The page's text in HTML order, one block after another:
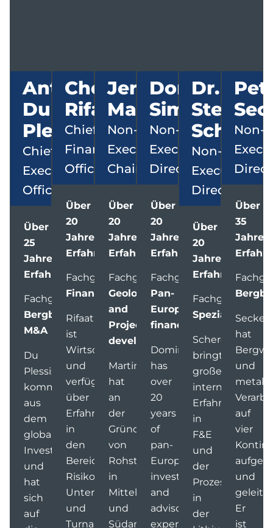
Anton
Du
Plessis
Chief
Executive
Officer
Über
25
Jahre
Erfahrung
Fachgebiet:
Bergbaufinanzierung,
M&A
Du
Plessis
kommt
aus
dem
globalen
Investmentbanking
und
hat
sich
auf
Cherif
Rifaat
Chief
Financial
Officer
Über
20
Jahre
Erfahrung
Fachgebiet:
Finanzen
Rifaat
ist
Wirtschaftsprüfer
und
verfügt
über
Erfahrung
in
den
Bereichen
Risikokapital,
Unternehmensfinanzierung
und
Turnaround-
Jeremy
Martin
Non-
Executive
Chairman
Über
20
Jahre
Erfahrung
Fachgebiet:
Geology
and
Project
development
Martin
hat
an
der
Gründung
von
Rohstoffunternehmen
in
Mittel-
und
Südamerika
Dominik
Simler
Non-
Executive
Director
Über
20
Jahre
Erfahrung
Fachgebiet:
Pan-
European
finance
Dominik
has
over
20
years
of
pan-
European
investment
and
advisory
experience,
Dr.
Stefan
Scherer
Non-
Executive
Director
Über
20
Jahre
Erfahrung
Fachgebiet:
Spezialchemie
Scherer
bringt
große
internationale
Erfahrung
in
F&E
und
der
in
der
Non-
Über
35
Jahre
Secker
hat
und
auf
vier
und
Er
ist